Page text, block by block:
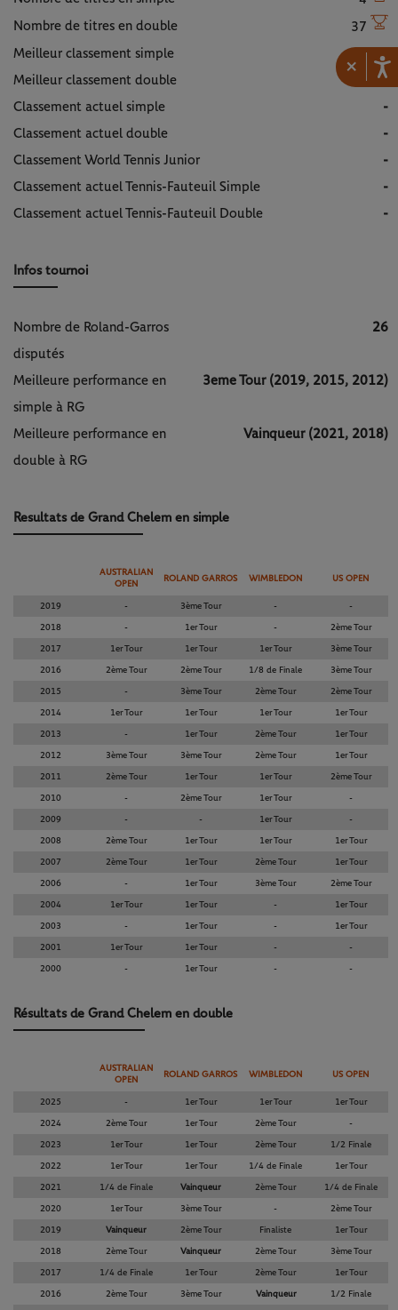
×
Nombre de titres en double
37
Meilleur classement simple
37
Meilleur classement double
1
Classement actuel simple
-
Classement actuel double
-
Classement World Tennis Junior
-
Classement actuel Tennis-Fauteuil Simple
-
Classement actuel Tennis-Fauteuil Double
-
Infos tournoi
Nombre de Roland-Garros
disputés
26
Meilleure performance en
simple à RG
3eme Tour (2019, 2015, 2012)
Meilleure performance en
double à RG
Vainqueur (2021, 2018)
Resultats de Grand Chelem en simple
AUSTRALIAN
OPEN
ROLAND GARROS WIMBLEDON US OPEN
2019 - 3ème Tour - -
2018 - 1er Tour - 2ème Tour
2017 1er Tour 1er Tour 1er Tour 3ème Tour
2016 2ème Tour 2ème Tour 1/8 de Finale 3ème Tour
2015 - 3ème Tour 2ème Tour 2ème Tour
2014 1er Tour 1er Tour 1er Tour 1er Tour
2013 - 1er Tour 2ème Tour 1er Tour
2012 3ème Tour 3ème Tour 2ème Tour 1er Tour
2011 2ème Tour 1er Tour 1er Tour 2ème Tour
2010 - 2ème Tour 1er Tour -
2009 - - 1er Tour -
2008 2ème Tour 1er Tour 1er Tour 1er Tour
2007 2ème Tour 1er Tour 2ème Tour 1er Tour
2006 - 1er Tour 3ème Tour 2ème Tour
2004 1er Tour 1er Tour - 1er Tour
2003 - 1er Tour - 1er Tour
2001 1er Tour 1er Tour - -
2000 - 1er Tour - -
Résultats de Grand Chelem en double
AUSTRALIAN
OPEN
ROLAND GARROS WIMBLEDON US OPEN
2025 - 1er Tour 1er Tour 1er Tour
2024 2ème Tour 1er Tour 2ème Tour -
2023 1er Tour 1er Tour 2ème Tour 1/2 Finale
2022 1er Tour 1er Tour 1/4 de Finale 1er Tour
2021 1/4 de Finale Vainqueur 2ème Tour 1/4 de Finale
2020 1er Tour 3ème Tour - 2ème Tour
2019 Vainqueur 2ème Tour Finaliste 1er Tour
2018 2ème Tour Vainqueur 2ème Tour 3ème Tour
2017 1/4 de Finale 1er Tour 2ème Tour 1er Tour
2016 2ème Tour 3ème Tour Vainqueur 1/2 Finale